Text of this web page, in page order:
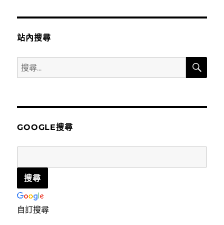
站內搜尋
搜
尋
鍵
搜
GOOGLE搜尋
自訂搜尋